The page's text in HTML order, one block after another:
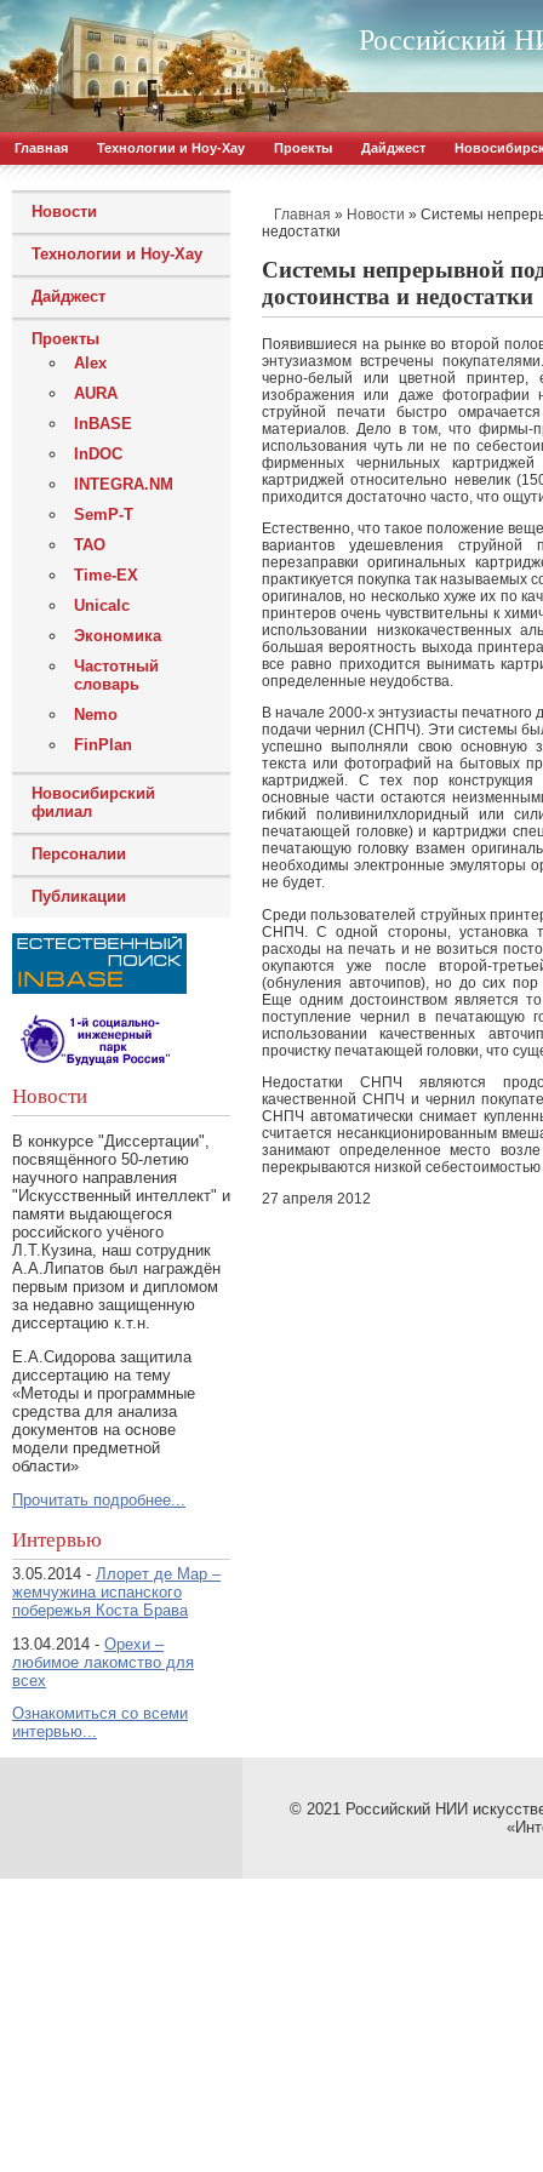
Российский
Главная Технологии и Ноу-Хау Проекты Дайджест
Новости
Технологии и Ноу-Хау
Дайджест
Проекты
Alex
AURA
InBASE
InDOC
INTEGRA.NM
SemP-T
ТАО
Time-EX
Unicalc
Экономика
Частотный
словарь
Nemo
FinPlan
Новосибирский
филиал
Персоналии
Публикации
Новости
В конкурсе "Диссертации",
посвящённого 50-летию
научного направления
"Искусственный интеллект" и
памяти выдающегося
российского учёного
Л.Т.Кузина, наш сотрудник
А.А.Липатов был награждён
первым призом и дипломом
за недавно защищенную
диссертацию к.т.н.
Е.А.Сидорова защитила
диссертацию на тему
«Методы и программные
средства для анализа
документов на основе
модели предметной
области»
Прочитать подробнее...
Интервью
3.05.2014 - Ллорет де Мар –
жемчужина испанского
побережья Коста Брава
13.04.2014 - Орехи –
любимое лакомство для
всех
Ознакомиться со всеми
интервью...
Главная » Новости » Системы
недостатки
Системы непрерывной
достоинства и недостатки
Появившиеся на рынке во второй
энтузиазмом встречены
черно-белый или цветной принтер,
изображения или даже фотографии
струйной печати быстро
материалов. Дело в том, что фирмы-
использования чуть ли не по
фирменных чернильных
картриджей относительно невелик
приходится достаточно часто, что
Естественно, что такое положение
вариантов удешевления
перезаправки оригинальных
практикуется покупка так
оригиналов, но несколько хуже их по
принтеров очень чувствительны к
использовании низкокачественных
большая вероятность выхода
все равно приходится вынимать
определенные неудобства.
В начале 2000-х энтузиасты
подачи чернил (СНПЧ). Эти системы
успешно выполняли свою основную
текста или фотографий на бытовых
картриджей. С тех пор
основные части остаются
гибкий поливинилхлоридный или
печатающей головке) и картриджи
печатающую головку взамен
необходимы электронные эмуляторы
не будет.
Среди пользователей струйных
СНПЧ. С одной стороны, установка
расходы на печать и не возиться
окупаются уже после второй-
(обнуления авточипов), но до сих
Еще одним достоинством является
поступление чернил в печатающую
использовании качественных
прочистку печатающей головки, что
Недостатки СНПЧ являются
качественной СНПЧ и чернил
СНПЧ автоматически снимает
считается несанкционированным
занимают определенное место
перекрываются низкой
27 апреля 2012
© 2021 Российский НИИ